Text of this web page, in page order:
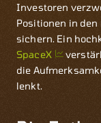
Investoren
Positionen in
sichern. Ein
SpaceX
die
lenkt.